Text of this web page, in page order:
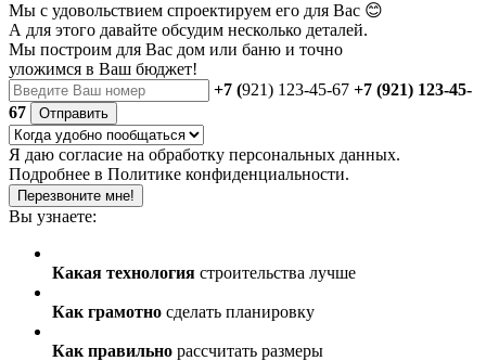
Мы с удовольствием спроектируем его для Вас 😊
А для этого давайте обсудим несколько деталей.
Мы построим для Вас дом или баню и точно
уложимся в Ваш бюджет!
+7 (921) 123-45-67 +7 (921) 123-45-
67
Отправить
Я даю согласие на обработку персональных данных.
Подробнее в Политике конфиденциальности.
Перезвоните мне!
Вы узнаете:
Какая технология строительства лучше
Как грамотно сделать планировку
Как правильно рассчитать размеры